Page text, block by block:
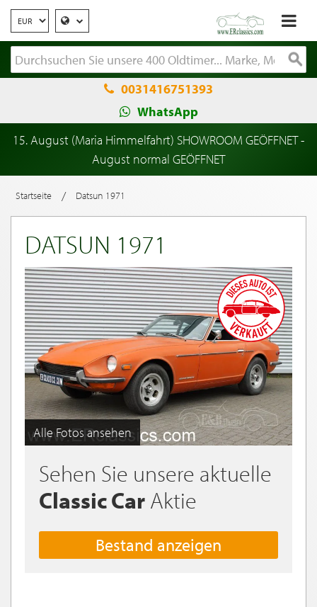
0031416751393
WhatsApp
15. August (Maria Himmelfahrt) SHOWROOM GEÖFFNET -
August normal GEÖFFNET
Startseite / Datsun 1971
DATSUN 1971
Alle Fotos ansehen
Sehen Sie unsere aktuelle
Classic Car Aktie
Bestand anzeigen